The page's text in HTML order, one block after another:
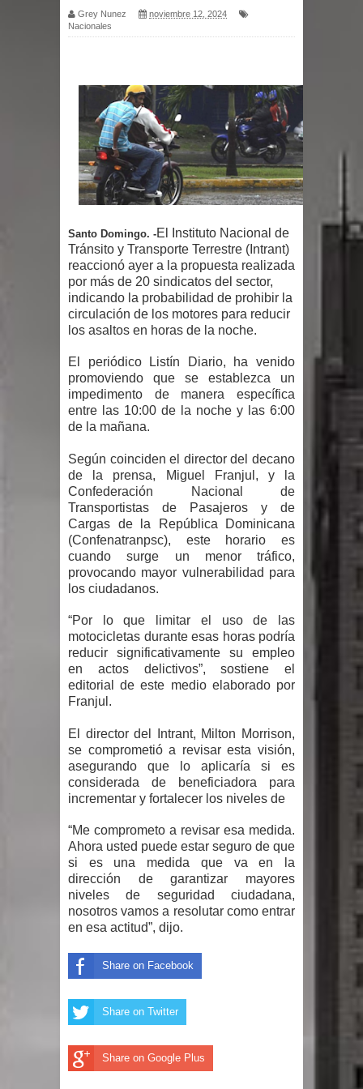
dominicanos a unirse para sacar al
PRM del Gobierno
Tres detenidos tras detectarse una
presunta estafa contra el
Ayuntamiento de Santiago
PRM votará “por aclamación” a sus
nuevas autoridades
El expresidente peruano Ollanta
Humala queda en libertad tras la
anulación de condena de 15 años por
DIGEIG y Liga Municipal Dominicana
impulsan nuevas metas de
transparencia a través SISMAP
municipal
detención del expresidente Evo
Morales
gran parte del territorio nacional
Miles de marroquíes cruzan la
España
TC declara inconstitucional decreto
sobre horarios de venta de alcohol
Congreso
Presidente LMD Víctor D´Aza
Grey Nunez
noviembre 12, 2024
Nacionales
Santo Domingo. -El Instituto Nacional de
Tránsito y Transporte Terrestre (Intrant)
reaccionó ayer a la propuesta realizada
por más de 20 sindicatos del sector,
indicando la probabilidad de prohibir la
circulación de los motores para reducir
los asaltos en horas de la noche.
El periódico Listín Diario, ha venido
promoviendo que se establezca un
impedimento de manera específica
entre las 10:00 de la noche y las 6:00
de la mañana.
Según coinciden el director del decano
de la prensa, Miguel Franjul, y la
Confederación Nacional de
Transportistas de Pasajeros y de
Cargas de la República Dominicana
(Confenatranpsc), este horario es
cuando surge un menor tráfico,
provocando mayor vulnerabilidad para
los ciudadanos.
“Por lo que limitar el uso de las
motocicletas durante esas horas podría
reducir significativamente su empleo
en actos delictivos”, sostiene el
editorial de este medio elaborado por
Franjul.
El director del Intrant, Milton Morrison,
se comprometió a revisar esta visión,
asegurando que lo aplicaría si es
considerada de beneficiadora para
incrementar y fortalecer los niveles de
“Me comprometo a revisar esa medida.
Ahora usted puede estar seguro de que
si es una medida que va en la
dirección de garantizar mayores
niveles de seguridad ciudadana,
nosotros vamos a resolutar como entrar
en esa actitud”, dijo.
Share on Facebook
Share on Twitter
Share on Google Plus